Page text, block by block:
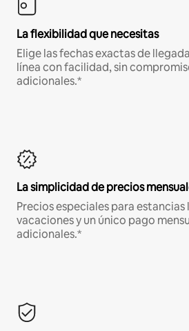
La flexibilidad que necesitas
Elige las fechas exactas de
línea con facilidad, sin
adicionales.*
La simplicidad de precios
Precios especiales para estancias
vacaciones y un único pago
adicionales.*